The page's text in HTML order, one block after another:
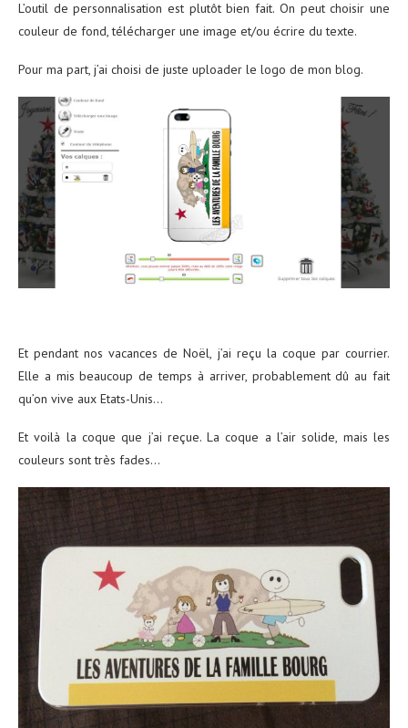
L’outil de personnalisation est plutôt bien fait. On peut choisir une
couleur de fond, télécharger une image et/ou écrire du texte.
Pour ma part, j’ai choisi de juste uploader le logo de mon blog.
Et pendant nos vacances de Noël, j’ai reçu la coque par courrier.
Elle a mis beaucoup de temps à arriver, probablement dû au fait
qu’on vive aux Etats-Unis…
Et voilà la coque que j’ai reçue. La coque a l’air solide, mais les
couleurs sont très fades…